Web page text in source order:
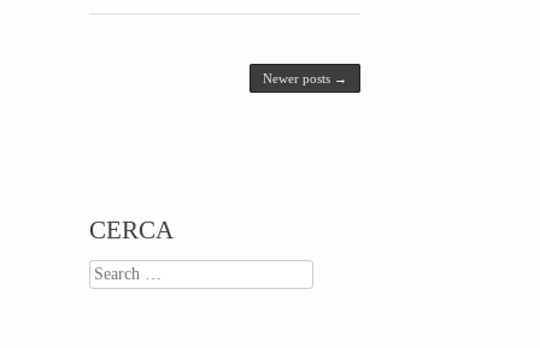
Post navigationNewer posts →
CERCA
Search